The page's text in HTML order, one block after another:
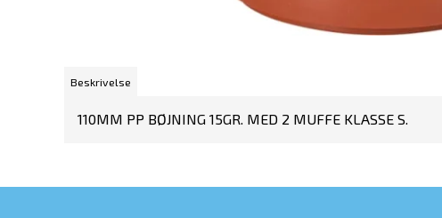
Beskrivelse
110MM PP BØJNING 15GR. MED 2 MUFFE KLASSE S.